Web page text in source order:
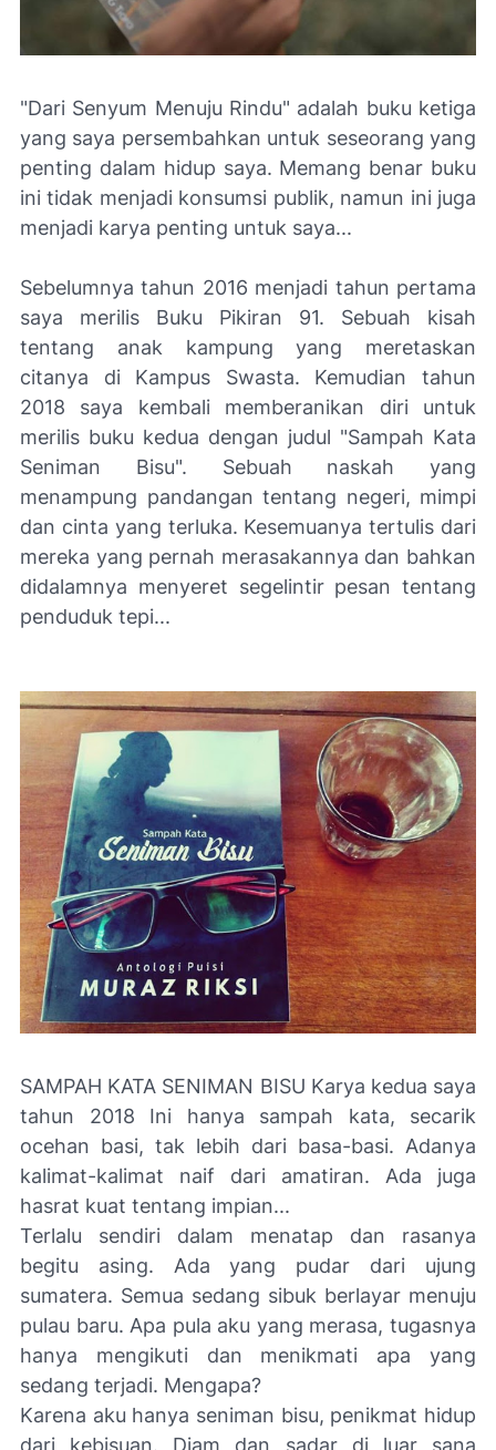
"Dari Senyum Menuju Rindu" adalah buku ketiga
yang saya persembahkan untuk seseorang yang
penting dalam hidup saya. Memang benar buku
ini tidak menjadi konsumsi publik, namun ini juga
menjadi karya penting untuk saya...
Sebelumnya tahun 2016 menjadi tahun pertama
saya merilis Buku Pikiran 91. Sebuah kisah
tentang anak kampung yang meretaskan
citanya di Kampus Swasta. Kemudian tahun
2018 saya kembali memberanikan diri untuk
merilis buku kedua dengan judul "Sampah Kata
Seniman Bisu". Sebuah naskah yang
menampung pandangan tentang negeri, mimpi
dan cinta yang terluka. Kesemuanya tertulis dari
mereka yang pernah merasakannya dan bahkan
didalamnya menyeret segelintir pesan tentang
penduduk tepi...
SAMPAH KATA SENIMAN BISU Karya kedua saya
tahun 2018 Ini hanya sampah kata, secarik
ocehan basi, tak lebih dari basa-basi. Adanya
kalimat-kalimat naif dari amatiran. Ada juga
hasrat kuat tentang impian...
Terlalu sendiri dalam menatap dan rasanya
begitu asing. Ada yang pudar dari ujung
sumatera. Semua sedang sibuk berlayar menuju
pulau baru. Apa pula aku yang merasa, tugasnya
hanya mengikuti dan menikmati apa yang
sedang terjadi. Mengapa?
Karena aku hanya seniman bisu, penikmat hidup